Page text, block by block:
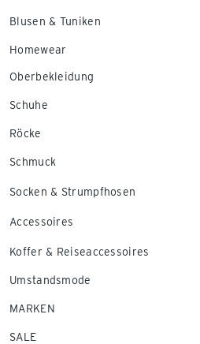
Blusen & Tuniken
Homewear
Oberbekleidung
Schuhe
Röcke
Schmuck
Socken & Strumpfhosen
Accessoires
Koffer & Reiseaccessoires
Umstandsmode
MARKEN
SALE